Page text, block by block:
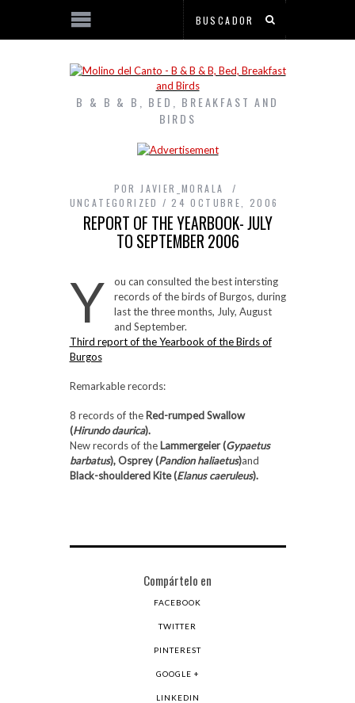
B & B & B, BED, BREAKFAST AND
BIRDS
POR JAVIER_MORALA
UNCATEGORIZED
24 OCTUBRE, 2006
REPORT OF THE YEARBOOK- JULY
TO SEPTEMBER 2006
Y
ou can consulted the best intersting
records of the birds of Burgos, during
last the three months, July, August
and September.
Third report of the Yearbook of the Birds of
Burgos
Remarkable records:
8 records of the Red-rumped Swallow
(Hirundo daurica).
New records of the Lammergeier (Gypaetus
barbatus), Osprey (Pandion haliaetus)and
Black-shouldered Kite (Elanus caeruleus).
Compártelo en
FACEBOOK
TWITTER
PINTEREST
GOOGLE +
LINKEDIN